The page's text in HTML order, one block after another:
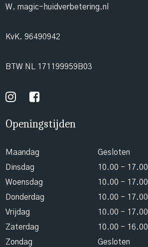
W. magic-huidverbetering.nl
KvK. 96490942
BTW NL 171199959B03
Openingstijden
Maandag
Gesloten
Dinsdag
10.00 - 17.00
Woensdag
10.00 - 17.00
Donderdag
10.00 - 17.00
Vrijdag
10.00 - 17.00
Zaterdag
10.00 - 16.00
Zondag
Gesloten